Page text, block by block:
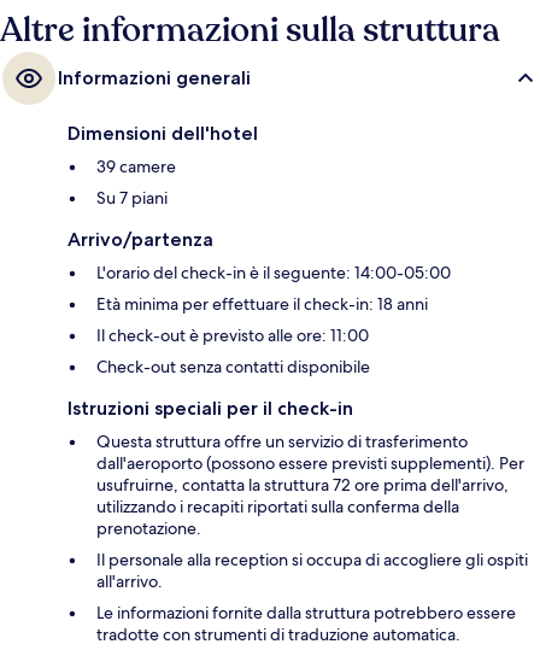
Altre informazioni sulla struttura
Informazioni generali
Dimensioni dell'hotel
39 camere
Su 7 piani
Arrivo/partenza
L'orario del check-in è il seguente: 14:00-05:00
Età minima per effettuare il check-in: 18 anni
Il check-out è previsto alle ore: 11:00
Check-out senza contatti disponibile
Istruzioni speciali per il check-in
Questa struttura offre un servizio di trasferimento
dall'aeroporto (possono essere previsti supplementi). Per
usufruirne, contatta la struttura 72 ore prima dell'arrivo,
utilizzando i recapiti riportati sulla conferma della
prenotazione.
Il personale alla reception si occupa di accogliere gli ospiti
all'arrivo.
Le informazioni fornite dalla struttura potrebbero essere
tradotte con strumenti di traduzione automatica.